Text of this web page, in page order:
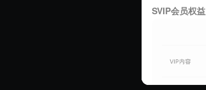
SVIP会员权益